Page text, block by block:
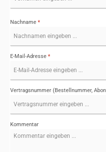
Nachname *
E-Mail-Adresse *
Vertragsnummer (Bestellnummer,
Kommentar